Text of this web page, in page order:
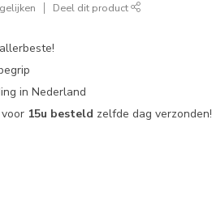
Deel dit product
in Nederland
15u besteld zelfde dag verzonden!